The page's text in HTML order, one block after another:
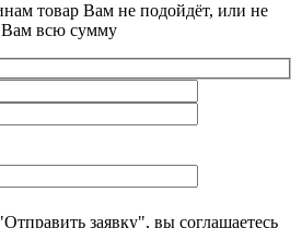
товар Вам не подойдёт, или не
Вам всю сумму
заявку", вы соглашаетесь